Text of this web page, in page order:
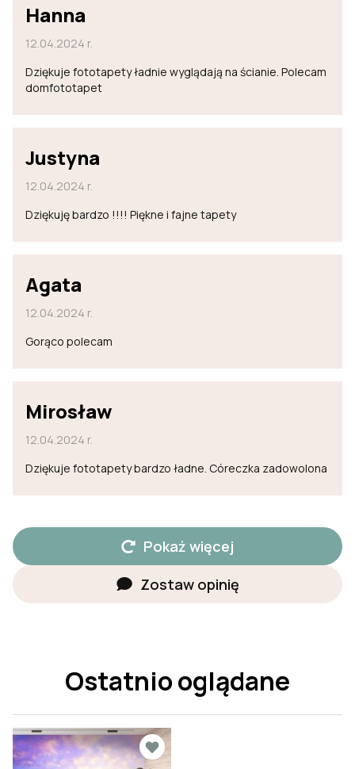
Hanna
12.04.2024 r.
Dziękuje fototapety ładnie wyglądają na ścianie. Polecam
domfototapet
Justyna
12.04.2024 r.
Dziękuję bardzo !!!! Piękne i fajne tapety
Agata
12.04.2024 r.
Gorąco polecam
Mirosław
12.04.2024 r.
Dziękuje fototapety bardzo ładne. Córeczka zadowolona
Pokaż więcej
Zostaw opinię
Ostatnio oglądane